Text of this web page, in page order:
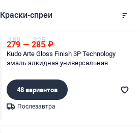
Краски-спреи
189
279 — 325
285 ₽
Kudo Arte Gloss Finish 3P Technology
эмаль алкидная универсальная
48 вариантов
Послезавтра